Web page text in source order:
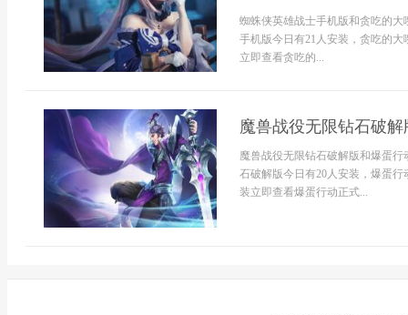
蜘蛛侠英雄战士手机版和贪吃的
手机版今日有21人安装，贪吃的
立即查看贪吃的...
魔兽战役无限钻石破
魔兽战役无限钻石破解版和爆蛋
石破解版今日有20人安装，爆蛋
装立即查看爆蛋行动正式...